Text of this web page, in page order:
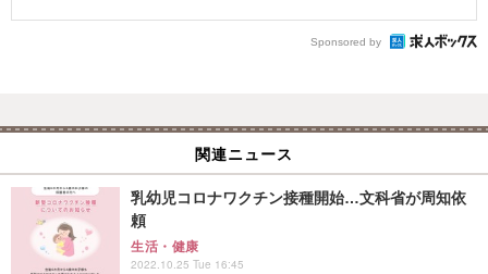
Sponsored by
関連ニュース
乳幼児コロナワクチン接種開始…文科省が周知依
頼
生活・健康
2022.10.25 Tue 16:45